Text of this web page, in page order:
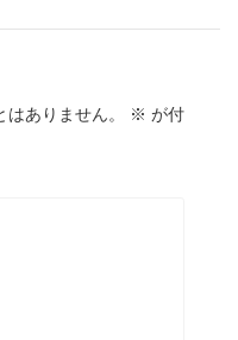
ありません。 ※ が付